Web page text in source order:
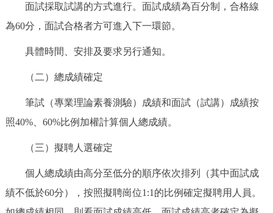
面試採取試講的方式進行。面試成績為百分制，合格線
為60分，面試合格者方可進入下一環節。
具體時間、安排及要求另行通知。
（二）總成績確定
筆試（專業理論素養測驗）成績和面試（試講）成績按
照40%、60%比例加權計算個人總成績。
（三）擬聘人選確定
個人總成績由高分至低分的順序依次排列（其中面試成
績不低於60分），按照擬聘崗位1:1的比例確定擬聘用人員。